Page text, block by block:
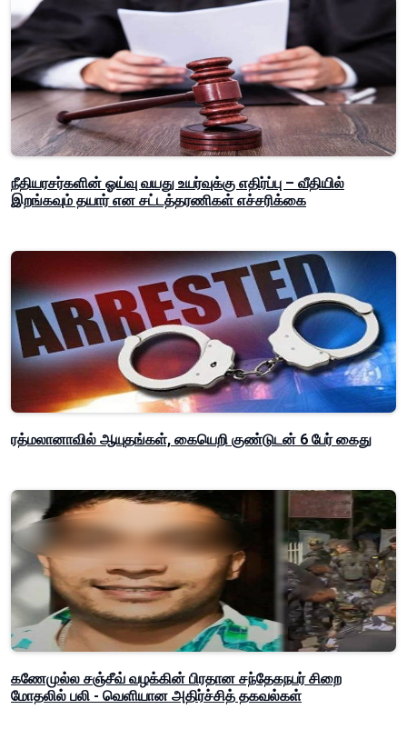
நீதியரசர்களின் ஓய்வு வயது உயர்வுக்கு எதிர்ப்பு – வீதியில்
இறங்கவும் தயார் என சட்டத்தரணிகள் எச்சரிக்கை
ரத்மலானாவில் ஆயுதங்கள், கையெறி குண்டுடன் 6 பேர் கைது
கணேமுல்ல சஞ்சீவ் வழக்கின் பிரதான சந்தேகநபர் சிறை
மோதலில் பலி - வெளியான அதிர்ச்சித் தகவல்கள்